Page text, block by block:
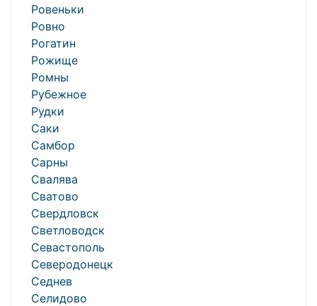
Ровеньки
Ровно
Рогатин
Рожище
Ромны
Рубежное
Рудки
Саки
Самбор
Сарны
Свалява
Сватово
Свердловск
Светловодск
Севастополь
Северодонецк
Седнев
Селидово